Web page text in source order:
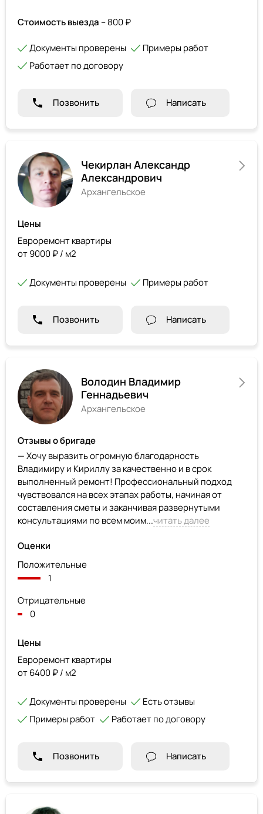
Стоимость выезда – 800 ₽
Документы проверены
Примеры работ
Работает по договору
Позвонить Написать
Чекирлан Александр
Александрович
Архангельское
Цены
Евроремонт квартиры
от 9000 ₽ / м2
Документы проверены Примеры работ
Позвонить Написать
Володин Владимир
Геннадьевич
Архангельское
Отзывы о бригаде
— Хочу выразить огромную благодарность
Владимиру и Кириллу за качественно и в срок
выполненный ремонт! Профессиональный подход
чувствовался на всех этапах работы, начиная от
составления сметы и заканчивая развернутыми
консультациями по всем моим...читать далее
Оценки
Положительные
1
Отрицательные
0
Цены
Евроремонт квартиры
от 6400 ₽ / м2
Документы проверены
Есть отзывы
Примеры работ
Работает по договору
Позвонить Написать